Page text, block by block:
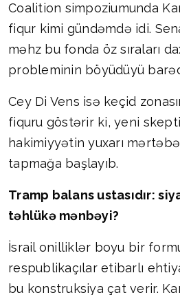
Coalition simpoziumunda
fiqur kimi gündəmdə idi.
məhz bu fonda öz sıraları
probleminin böyüdüyü
Cey Di Vens isə keçid
fiquru göstərir ki, yeni
hakimiyyətin yuxarı
tapmağa başlayıb.
Tramp balans ustasıdır:
təhlükə mənbəyi?
İsrail onilliklər boyu bir
respublikaçılar etibarlı
bu konstruksiya çat verir.